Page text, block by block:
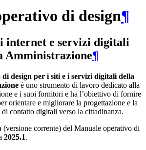
di design¶
internet e servizi digitali
Amministrazione¶
design per i siti e i servizi digitali della
è uno strumento di lavoro dedicato alla
e i suoi fornitori e ha l’obiettivo di fornire
orientare e migliorare la progettazione e la
contatto digitali verso la cittadinanza.
(versione corrente) del Manuale operativo di
2025.1.